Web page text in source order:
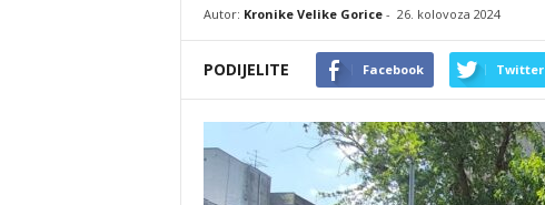
Autor: Kronike Velike Gorice- 26. kolovoza 2024
PODIJELITE Facebook Twitter